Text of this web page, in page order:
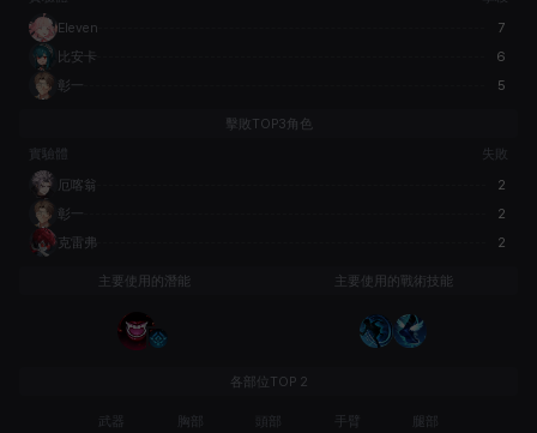
Eleven
比安卡
彰一
7
6
5
擊敗TOP3角色
實驗體
失敗
厄喀翁
彰一
克雷弗
2
2
2
主要使用的潛能 主要使用的戰術技能
各部位TOP 2
武器 胸部 頭部 手臂 腿部